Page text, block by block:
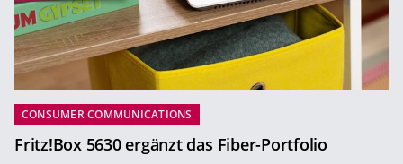
CONSUMER COMMUNICATIONS
Fritz!Box 5630 ergänzt das Fiber-Portfolio